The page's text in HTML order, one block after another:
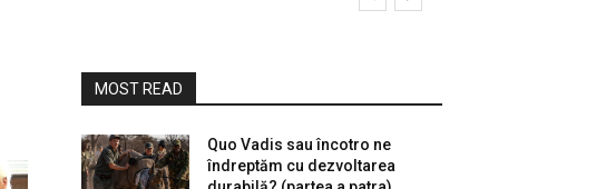
MOST READ
Quo Vadis sau încotro ne
îndreptăm cu dezvoltarea